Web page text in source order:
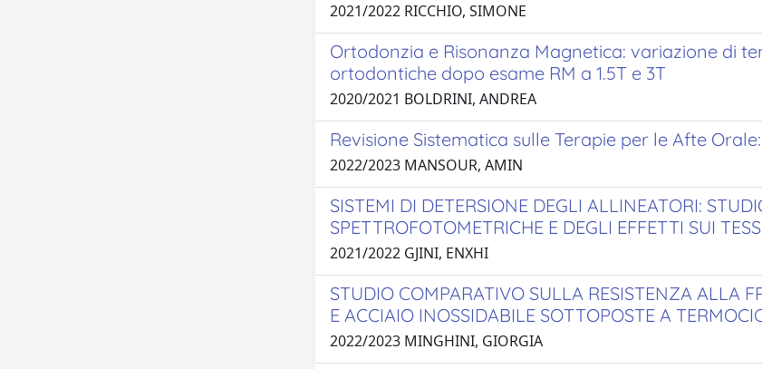
2021/2022 RICCHIO, SIMONE
Ortodonzia e Risonanza Magnetica: variazione di
ortodontiche dopo esame RM a 1.5T e 3T
2020/2021 BOLDRINI, ANDREA
Revisione Sistematica sulle Terapie per le Afte
2022/2023 MANSOUR, AMIN
SISTEMI DI DETERSIONE DEGLI ALLINEATORI:
SPETTROFOTOMETRICHE E DEGLI EFFETTI SUI
2021/2022 GJINI, ENXHI
STUDIO COMPARATIVO SULLA RESISTENZA ALLA
E ACCIAIO INOSSIDABILE SOTTOPOSTE A
2022/2023 MINGHINI, GIORGIA